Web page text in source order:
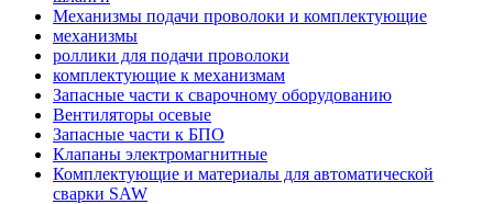
Механизмы подачи проволоки и комплектующие
механизмы
роллики для подачи проволоки
комплектующие к механизмам
Запасные части к сварочному оборудованию
Вентиляторы осевые
Запасные части к БПО
Клапаны электромагнитные
Комплектующие и материалы для автоматической
сварки SAW